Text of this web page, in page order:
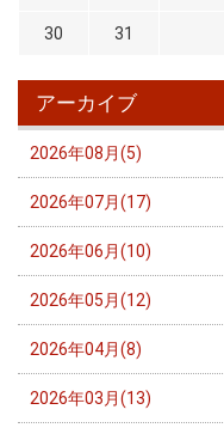
30 31
アーカイブ
2026年08月(5)
2026年07月(17)
2026年06月(10)
2026年05月(12)
2026年04月(8)
2026年03月(13)